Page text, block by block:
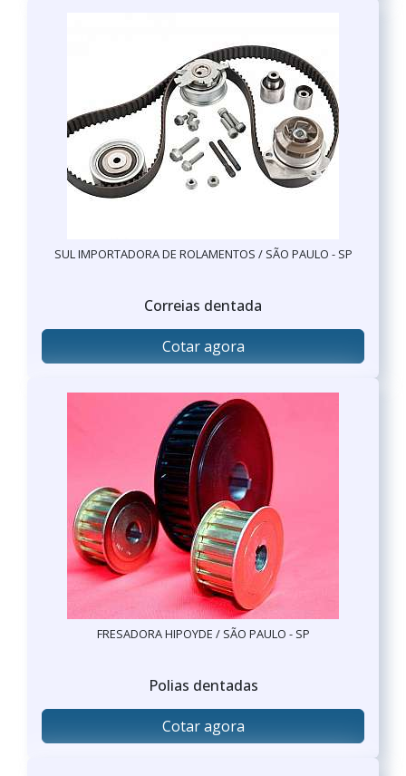
SUL IMPORTADORA DE ROLAMENTOS / SÃO PAULO - SP
Correias dentada
Cotar agora
FRESADORA HIPOYDE / SÃO PAULO - SP
Polias dentadas
Cotar agora